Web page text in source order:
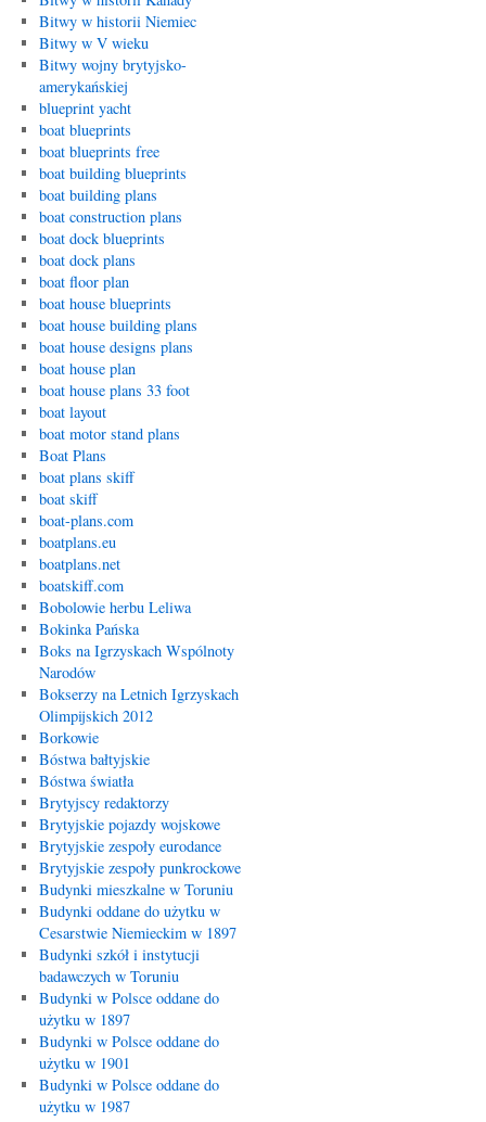
Bitwy w historii Niemiec
Bitwy w V wieku
Bitwy wojny brytyjsko-
amerykańskiej
blueprint yacht
boat blueprints
boat blueprints free
boat building blueprints
boat building plans
boat construction plans
boat dock blueprints
boat dock plans
boat floor plan
boat house blueprints
boat house building plans
boat house designs plans
boat house plan
boat house plans 33 foot
boat layout
boat motor stand plans
Boat Plans
boat plans skiff
boat skiff
boat-plans.com
boatplans.eu
boatplans.net
boatskiff.com
Bobolowie herbu Leliwa
Bokinka Pańska
Boks na Igrzyskach Wspólnoty
Narodów
Bokserzy na Letnich Igrzyskach
Olimpijskich 2012
Borkowie
Bóstwa bałtyjskie
Bóstwa światła
Brytyjscy redaktorzy
Brytyjskie pojazdy wojskowe
Brytyjskie zespoły eurodance
Brytyjskie zespoły punkrockowe
Budynki mieszkalne w Toruniu
Budynki oddane do użytku w
Cesarstwie Niemieckim w 1897
Budynki szkół i instytucji
badawczych w Toruniu
Budynki w Polsce oddane do
użytku w 1897
Budynki w Polsce oddane do
użytku w 1901
Budynki w Polsce oddane do
użytku w 1987